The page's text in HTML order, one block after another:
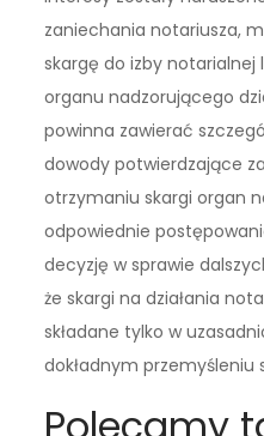
zaniechania notariusza,
skargę do izby notarialnej
organu nadzorującego
powinna zawierać
dowody potwierdzające
otrzymaniu skargi organ
odpowiednie
decyzję w sprawie
że skargi na działania
składane tylko w
dokładnym przemyśleniu